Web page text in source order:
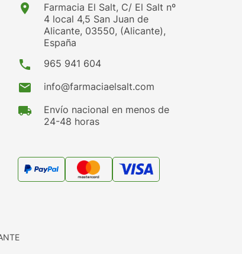
location_on
Farmacia El Salt, C/ El Salt nº
4 local 4,5 San Juan de
Alicante, 03550, (Alicante),
España
phone 965 941 604
mail info@farmaciaelsalt.com
local_shipping
Envío nacional en menos de
24-48 horas